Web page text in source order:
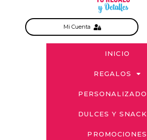
Mi Cuenta
INICIO
REGALOS
PERSONALIZADO
DULCES Y SNACK
PROMOCIONES